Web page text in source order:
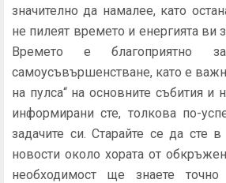
значително да намалее, като
не пилеят времето и енергията ви
Времето е благоприятно
самоусъвършенстване, като е
на пулса“ на основните събития и
информирани сте, толкова по-
задачите си. Старайте се да сте
новости около хората от
необходимост ще знаете